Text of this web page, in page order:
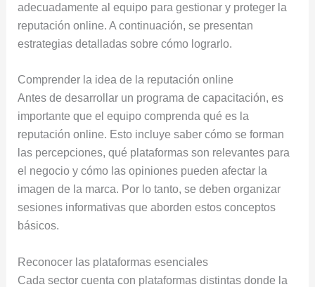
adecuadamente al equipo para gestionar y proteger la
reputación online. A continuación, se presentan
estrategias detalladas sobre cómo lograrlo.
Comprender la idea de la reputación online
Antes de desarrollar un programa de capacitación, es
importante que el equipo comprenda qué es la
reputación online. Esto incluye saber cómo se forman
las percepciones, qué plataformas son relevantes para
el negocio y cómo las opiniones pueden afectar la
imagen de la marca. Por lo tanto, se deben organizar
sesiones informativas que aborden estos conceptos
básicos.
Reconocer las plataformas esenciales
Cada sector cuenta con plataformas distintas donde la